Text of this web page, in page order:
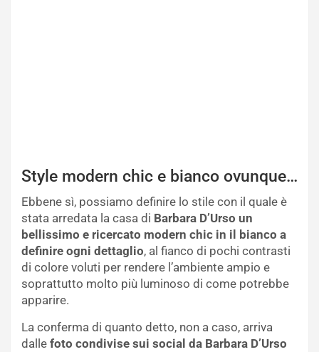
Style modern chic e bianco ovunque…
Ebbene sì, possiamo definire lo stile con il quale è
stata arredata la casa di Barbara D’Urso un
bellissimo e ricercato modern chic in il bianco a
definire ogni dettaglio, al fianco di pochi contrasti
di colore voluti per rendere l’ambiente ampio e
soprattutto molto più luminoso di come potrebbe
apparire.
La conferma di quanto detto, non a caso, arriva
dalle foto condivise sui social da Barbara D’Urso